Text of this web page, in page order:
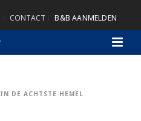
CONTACT B&B AANMELDEN
IN DE ACHTSTE HEMEL